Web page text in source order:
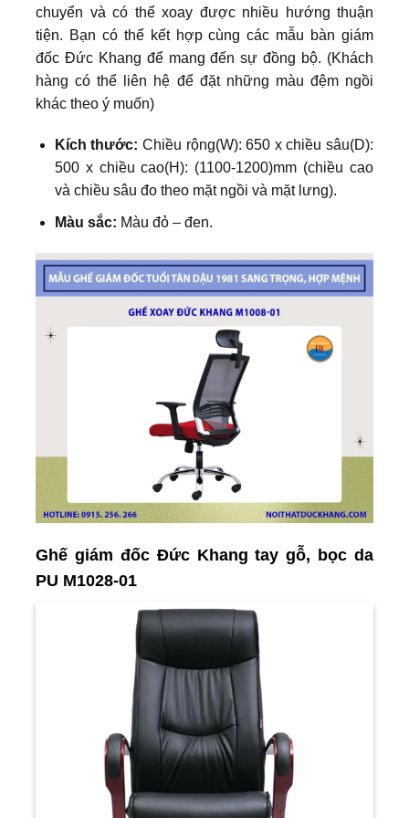
chuyển và có thể xoay được nhiều hướng thuận
tiện. Bạn có thể kết hợp cùng các mẫu bàn giám
đốc Đức Khang để mang đến sự đồng bộ. (Khách
hàng có thể liên hệ để đặt những màu đệm ngồi
khác theo ý muốn)
Kích thước: Chiều rộng(W): 650 x chiều sâu(D):
500 x chiều cao(H): (1100-1200)mm (chiều cao
và chiều sâu đo theo mặt ngồi và mặt lưng).
Màu sắc: Màu đỏ – đen.
Ghế giám đốc Đức Khang tay gỗ, bọc da
PU M1028-01